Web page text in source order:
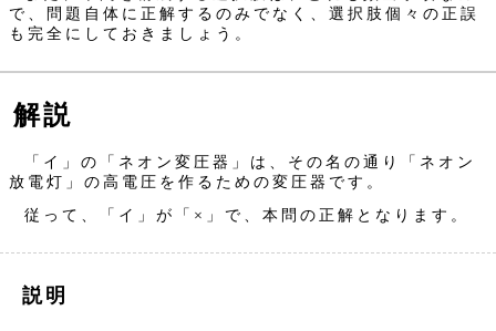
で、問題自体に正解するのみでなく、選択肢個々の正誤
も完全にしておきましょう。
解説
「イ」の「ネオン変圧器」は、その名の通り「ネオン
放電灯」の高電圧を作るための変圧器です。
従って、「イ」が「×」で、本問の正解となります。
説明